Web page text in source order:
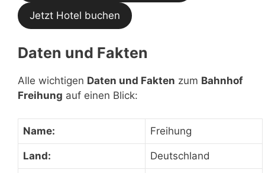
Jetzt Hotel buchen
Daten und Fakten
Alle wichtigen Daten und Fakten zum Bahnhof
Freihung auf einen Blick:
Name: Freihung
Land: Deutschland